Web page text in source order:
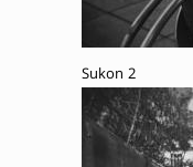
Sukon 2